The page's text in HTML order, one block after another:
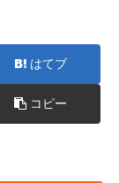
はてブ
コピー